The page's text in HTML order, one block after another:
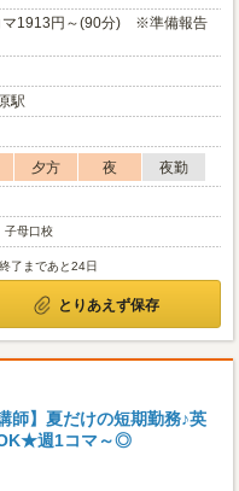
マ1913円～(90分) ※準備報告
駅
夕方 夜
夜勤
母口校
了まであと24日
とりあえず保存
師】夏だけの短期勤務♪英
週1コマ～◎